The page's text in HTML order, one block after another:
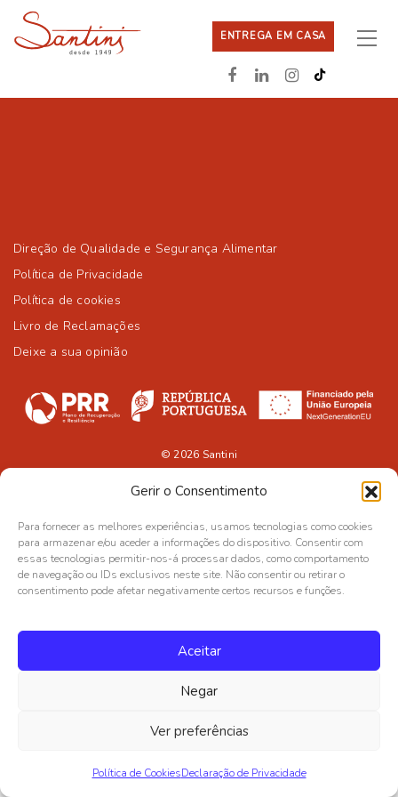
Gerir o Consentimento
Para fornecer as melhores experiências, usamos tecnologias como cookies
para armazenar e/ou aceder a informações do dispositivo. Consentir com
essas tecnologias permitir-nos-á processar dados, como comportamento
de navegação ou IDs exclusivos neste site. Não consentir ou retirar o
consentimento pode afetar negativamente certos recursos e funções.
Aceitar
Negar
Ver preferências
Política de CookiesDeclaração de Privacidade
ENTREGA EM CASA
Direção de Qualidade e Segurança Alimentar
Política de Privacidade
Política de cookies
Livro de Reclamações
Deixe a sua opinião
© 2026 Santini